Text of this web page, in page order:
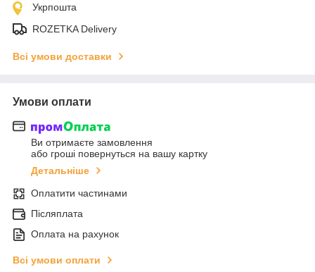
Укрпошта
ROZETKA Delivery
Всі умови доставки
Умови оплати
Ви отримаєте замовлення
або гроші повернуться на вашу картку
Детальніше
Оплатити частинами
Післяплата
Оплата на рахунок
Всі умови оплати